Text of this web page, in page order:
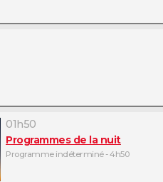
01h50
Programmes de la nuit
Programme indéterminé - 4h50